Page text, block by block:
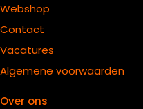
Webshop
Contact
Vacatures
Algemene voorwaarden
Over ons